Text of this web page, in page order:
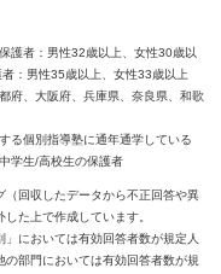
護者：男性32歳以上、女性30歳以
者：男性35歳以上、女性33歳以上
府、大阪府、兵庫県、奈良県、和歌
る個別指導塾に通年通学している
学生/高校生の保護者
回収したデータから不正回答や異
た上で作成しています。
においては有効回答者数が規定人
部門においては有効回答者数が規